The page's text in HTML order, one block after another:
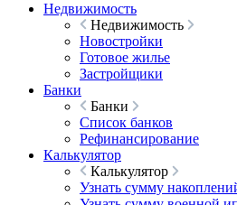
Недвижимость
Недвижимость
Новостройки
Готовое жилье
Застройщики
Банки
Банки
Список банков
Рефинансирование
Калькулятор
Калькулятор
Узнать сумму